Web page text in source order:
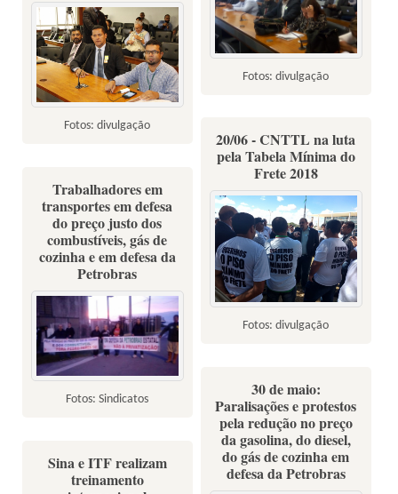
Fotos: divulgação
Fotos: divulgação
20/06 - CNTTL na luta
pela Tabela Mínima do
Frete 2018
Fotos: divulgação
Trabalhadores em
transportes em defesa
do preço justo dos
combustíveis, gás de
cozinha e em defesa da
Petrobras
Fotos: Sindicatos
30 de maio:
Paralisações e protestos
pela redução no preço
da gasolina, do diesel,
do gás de cozinha em
defesa da Petrobras
Sina e ITF realizam
treinamento